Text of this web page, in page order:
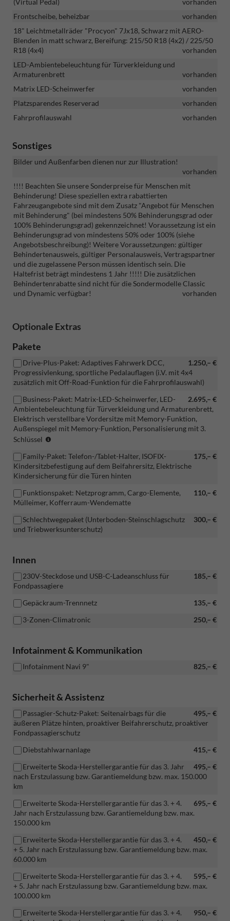
Frontscheibe, beheizbar
vorhanden
18" Leichtmetallräder "Procyon" 7Jx18, Schwarz mit AERO-
Blenden in matt schwarz, Bereifung: 215/50 R18 (4x2) / 225/50
R18 (4x4)
vorhanden
LED-Ambientebeleuchtung für Türverkleidung und
Armaturenbrett
vorhanden
Matrix LED-Scheinwerfer
vorhanden
Platzsparendes Reserverad
vorhanden
Fahrprofilauswahl
vorhanden
Sonstiges
Bilder und Außenfarben dienen nur zur Illustration!
vorhanden
!!!! Beachten Sie unsere Sonderpreise für Menschen mit
Behinderung! Diese speziellen extra rabattierten
Fahrzeugangebote sind mit dem Zusatz "Angebot für Menschen
mit Behinderung" (bei mindestens 50% Behinderungsgrad oder
100% Behinderungsgrad) gekennzeichnet! Voraussetzung ist ein
Behinderungsgrad von mindestens 50% oder 100% (siehe
Angebotsbeschreibung)! Weitere Voraussetzungen: gültiger
Behindertenausweis, gültiger Personalausweis, Vertragspartner
und die zugelassene Person müssen identisch sein. Die
Haltefrist beträgt mindestens 1 Jahr !!!!! Die zusätzlichen
Behindertenrabatte sind nicht für die Sondermodelle Classic
und Dynamic verfügbar!
vorhanden
Optionale Extras
Pakete
1.250,– €
Drive-Plus-Paket: Adaptives Fahrwerk DCC,
Progressivlenkung, sportliche Pedalauflagen (i.V. mit 4x4
zusätzlich mit Off-Road-Funktion für die Fahrprofilauswahl)
2.695,– €
Business-Paket: Matrix-LED-Scheinwerfer, LED-
Ambientebeleuchtung für Türverkleidung und Armaturenbrett,
Elektrisch verstellbare Vordersitze mit Memory-Funktion,
Außenspiegel mit Memory-Funktion, Personalisierung mit 3.
Schlüssel
Ablagefächer
unterm
Sitz,
Regenschirm)
175,– €
Family-Paket: Telefon-/Tablet-Halter, ISOFIX-
Kindersitzbefestigung auf dem Beifahrersitz, Elektrische
Kindersicherung für die Türen hinten
110,– €
Funktionspaket: Netzprogramm, Cargo-Elemente,
Mülleimer, Kofferraum-Wendematte
300,– €
Schlechtwegepaket (Unterboden-Steinschlagschutz
und Triebwerksunterschutz)
Innen
185,– €
230V-Steckdose und USB-C-Ladeanschluss für
Fondpassagiere
135,– €
Gepäckraum-Trennnetz
250,– €
3-Zonen-Climatronic
Infotainment & Kommunikation
825,– €
Infotainment Navi 9"
Sicherheit & Assistenz
495,– €
Passagier-Schutz-Paket: Seitenairbags für die
äußeren Plätze hinten, proaktiver Beifahrerschutz, proaktiver
Fondpassagierschutz
415,– €
Diebstahlwarnanlage
495,– €
Erweiterte Skoda-Herstellergarantie für das 3. Jahr
nach Erstzulassung bzw. Garantiemeldung bzw. max. 150.000
km
695,– €
Erweiterte Skoda-Herstellergarantie für das 3. + 4.
Jahr nach Erstzulassung bzw. Garantiemeldung bzw. max.
150.000 km
450,– €
Erweiterte Skoda-Herstellergarantie für das 3. + 4.
+ 5. Jahr nach Erstzulassung bzw. Garantiemeldung bzw. max.
60.000 km
595,– €
Erweiterte Skoda-Herstellergarantie für das 3. + 4.
+ 5. Jahr nach Erstzulassung bzw. Garantiemeldung bzw. max.
100.000 km
950,– €
Erweiterte Skoda-Herstellergarantie für das 3. + 4.